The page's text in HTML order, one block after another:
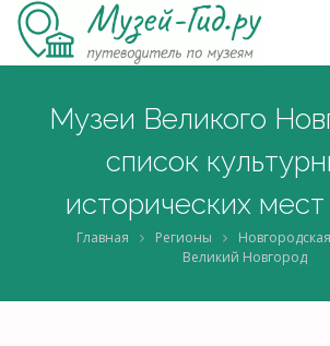
Музеи Великого
список
исторических
Главная Регионы
Великий Новгород